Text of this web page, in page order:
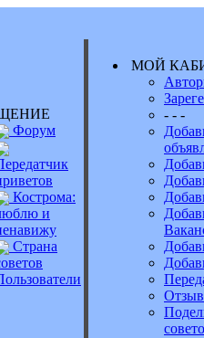
Форум
Кострома:
и
Страна
МОЙ
- - -